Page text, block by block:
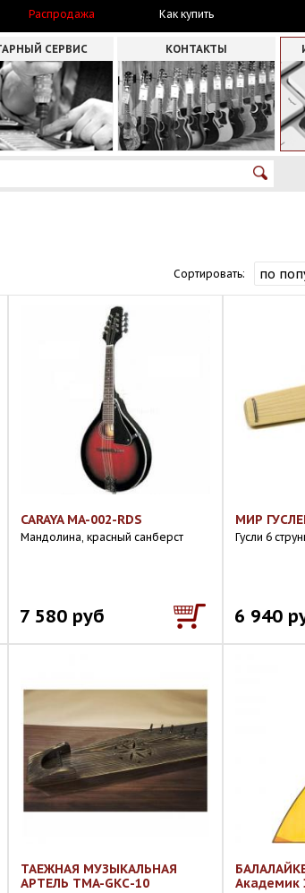
Распродажа Как купить
СЕРВИС КОНТАКТЫ
Сортировать:
CARAYA MA-002-RDS
Мандолина, красный санберст
7 580 руб
МИР
Гусли 6
6 940
ТАЕЖНАЯ МУЗЫКАЛЬНАЯ
АРТЕЛЬ TMA-GKС-10
Академик